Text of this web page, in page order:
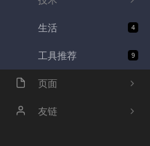
4
生活
9
工具推荐
页面
文章归档
友链